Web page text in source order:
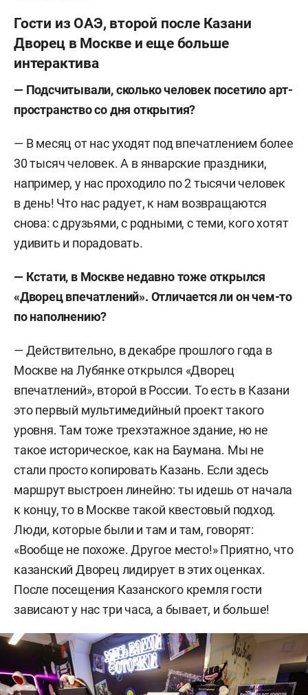
Гости из ОАЭ, второй после Казани
Дворец в Москве и еще больше
интерактива
— Подсчитывали, сколько человек посетило арт-
пространство со дня открытия?
— В месяц от нас уходят под впечатлением более
30 тысяч человек. А в январские праздники,
например, у нас проходило по 2 тысячи человек
в день! Что нас радует, к нам возвращаются
снова: с друзьями, с родными, с теми, кого хотят
удивить и порадовать.
— Кстати, в Москве недавно тоже открылся
«Дворец впечатлений». Отличается ли он чем-то
по наполнению?
— Действительно, в декабре прошлого года в
Москве на Лубянке открылся «Дворец
впечатлений», второй в России. То есть в Казани
это первый мультимедийный проект такого
уровня. Там тоже трехэтажное здание, но не
такое историческое, как на Баумана. Мы не
стали просто копировать Казань. Если здесь
маршрут выстроен линейно: ты идешь от начала
к концу, то в Москве такой квестовый подход.
Люди, которые были и там и там, говорят:
«Вообще не похоже. Другое место!» Приятно, что
казанский Дворец лидирует в этих оценках.
После посещения Казанского кремля гости
зависают у нас три часа, а бывает, и больше!